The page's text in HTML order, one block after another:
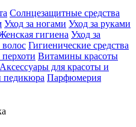
Солнцезащитные средства
Уход за ногами Уход за руками
гигиена Уход за
Гигиенические средства
Витамины красоты
Аксессуары для красоты и
педикюра Парфюмерия